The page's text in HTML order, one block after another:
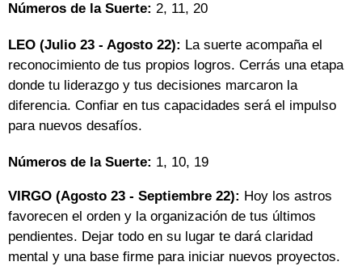
Números de la Suerte: 2, 11, 20
LEO (Julio 23 - Agosto 22): La suerte acompaña el
reconocimiento de tus propios logros. Cerrás una etapa
donde tu liderazgo y tus decisiones marcaron la
diferencia. Confiar en tus capacidades será el impulso
para nuevos desafíos.
Números de la Suerte: 1, 10, 19
VIRGO (Agosto 23 - Septiembre 22): Hoy los astros
favorecen el orden y la organización de tus últimos
pendientes. Dejar todo en su lugar te dará claridad
mental y una base firme para iniciar nuevos proyectos.